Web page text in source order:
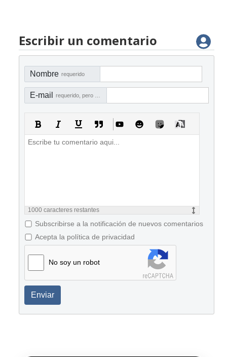
Escribir un comentario
Nombre requerido
E-mail
1000 caracteres restantes
Subscribirse a la notificación de nuevos comentarios
Acepta la política de privacidad
No soy un robot
Enviar